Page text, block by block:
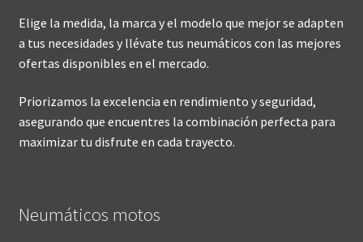
Elige la medida, la marca y el modelo que mejor se adapten
a tus necesidades y llévate tus neumáticos con las mejores
ofertas disponibles en el mercado.
Priorizamos la excelencia en rendimiento y seguridad,
asegurando que encuentres la combinación perfecta para
maximizar tu disfrute en cada trayecto.
Neumáticos motos